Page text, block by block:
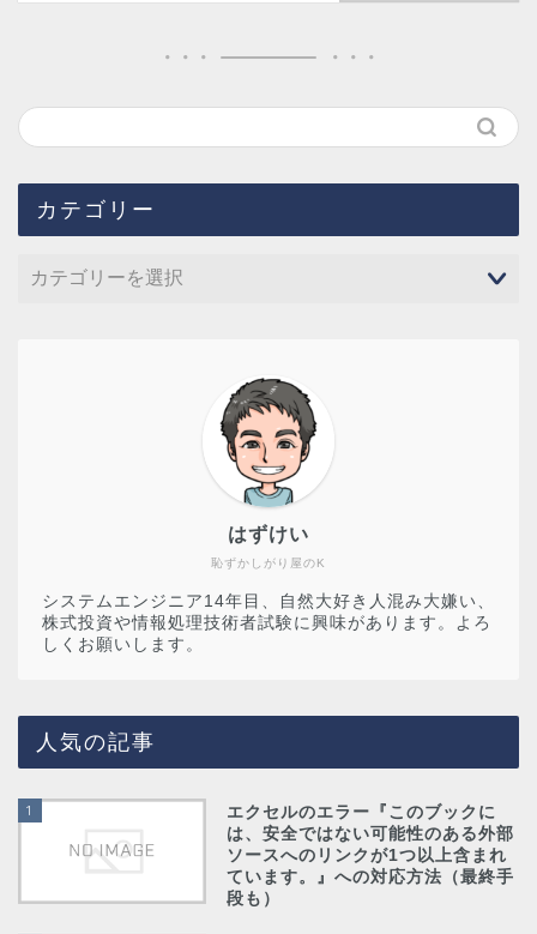
カテゴリー
恥ずかしがり屋のK
はずけい
システムエンジニア14年目、自然大好き人混み大嫌い、
株式投資や情報処理技術者試験に興味があります。よろ
しくお願いします。
人気の記事
1
エクセルのエラー『このブックに
は、安全ではない可能性のある外部
ソースへのリンクが1つ以上含まれ
ています。』への対応方法（最終手
段も）